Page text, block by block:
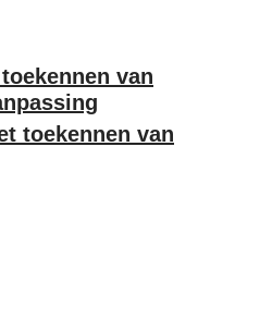
van
toekennen van